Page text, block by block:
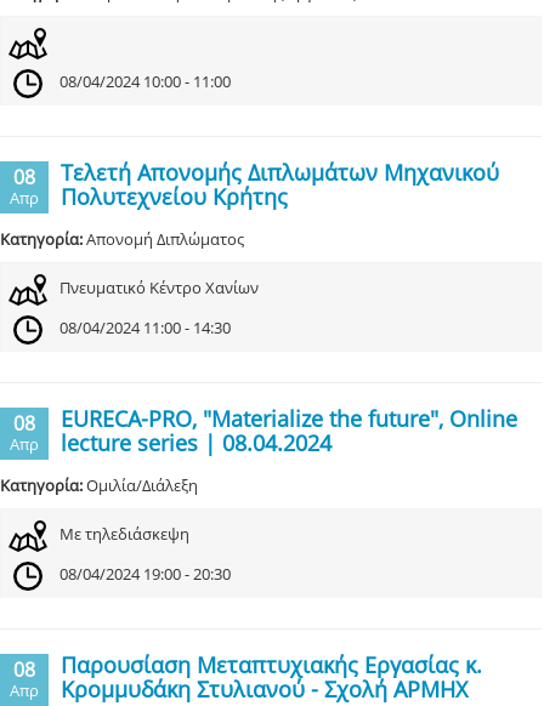
08/04/2024 10:00 - 11:00
08
Απρ
Τελετή Απονομής Διπλωμάτων Μηχανικού
Πολυτεχνείου Κρήτης
Κατηγορία:Απονομή Διπλώματος
Πνευματικό Κέντρο Χανίων
08/04/2024 11:00 - 14:30
08
Απρ
EURECA-PRO, "Materialize the future", Online
lecture series | 08.04.2024
Κατηγορία:Ομιλία/Διάλεξη
Με τηλεδιάσκεψη
08/04/2024 19:00 - 20:30
08
Απρ
Παρουσίαση Μεταπτυχιακής Εργασίας κ.
Κρομμυδάκη Στυλιανού - Σχολή ΑΡΜΗΧ